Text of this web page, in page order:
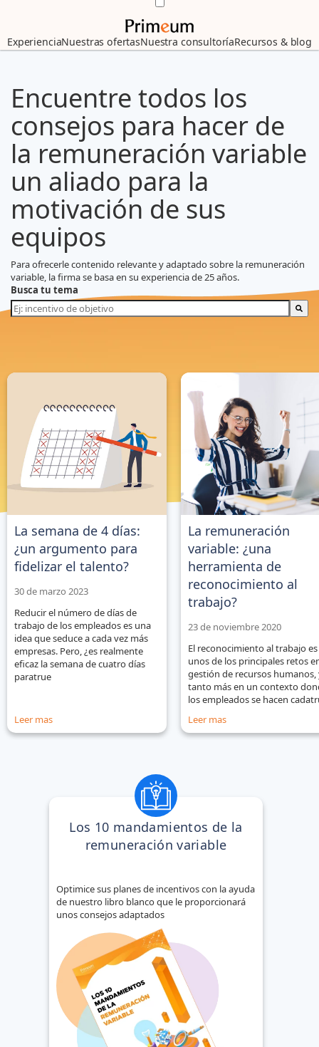
ExperienciaNuestras ofertasNuestra consultoríaRecursos & blog
Encuentre todos los
consejos para hacer de
la remuneración variable
un aliado para la
motivación de sus
equipos
Para ofrecerle contenido relevante y adaptado sobre la remuneración
variable, la firma se basa en su experiencia de 25 años.
Busca tu tema
La semana de 4 días:
¿un argumento para
fidelizar el talento?
30 de marzo 2023
Reducir el número de días de
trabajo de los empleados es una
idea que seduce a cada vez más
empresas. Pero, ¿es realmente
eficaz la semana de cuatro días
paratrue
Leer mas
La remuneración
variable: ¿una
herramienta de
reconocimiento al
trabajo?
23 de noviembre 2020
El reconocimiento al trabajo es
unos de los principales retos
gestión de recursos humanos,
tanto más en un contexto
los empleados se hacen
Leer mas
Los 10 mandamientos de la
remuneración variable
Optimice sus planes de incentivos con la ayuda
de nuestro libro blanco que le proporcionará
unos consejos adaptados